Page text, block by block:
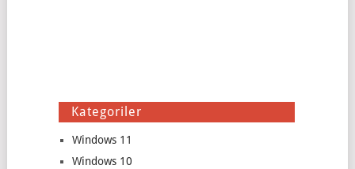
Kategoriler
Windows 11
Windows 10